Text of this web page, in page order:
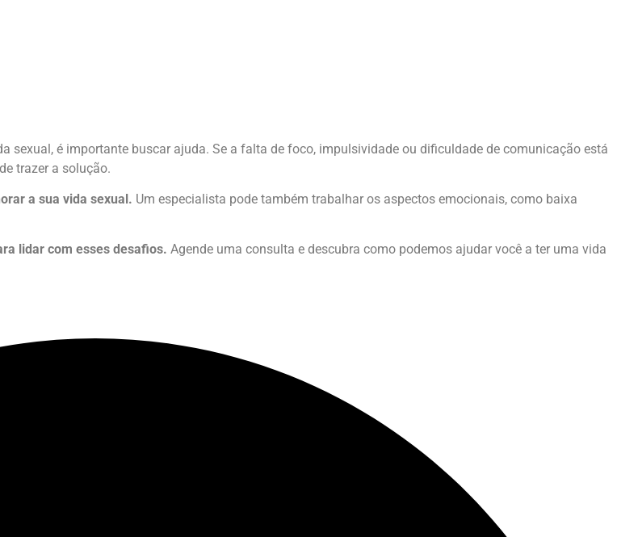
sexual, é importante buscar ajuda. Se a falta de foco, impulsividade ou dificuldade de comunicação está
trazer a solução.
a sua vida sexual. Um especialista pode também trabalhar os aspectos emocionais, como baixa
lidar com esses desafios. Agende uma consulta e descubra como podemos ajudar você a ter uma vida